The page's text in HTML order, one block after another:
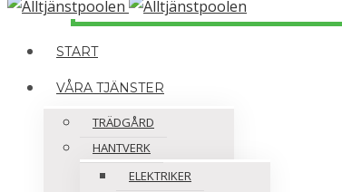
START
VÅRA TJÄNSTER
TRÄDGÅRD
HANTVERK
ELEKTRIKER